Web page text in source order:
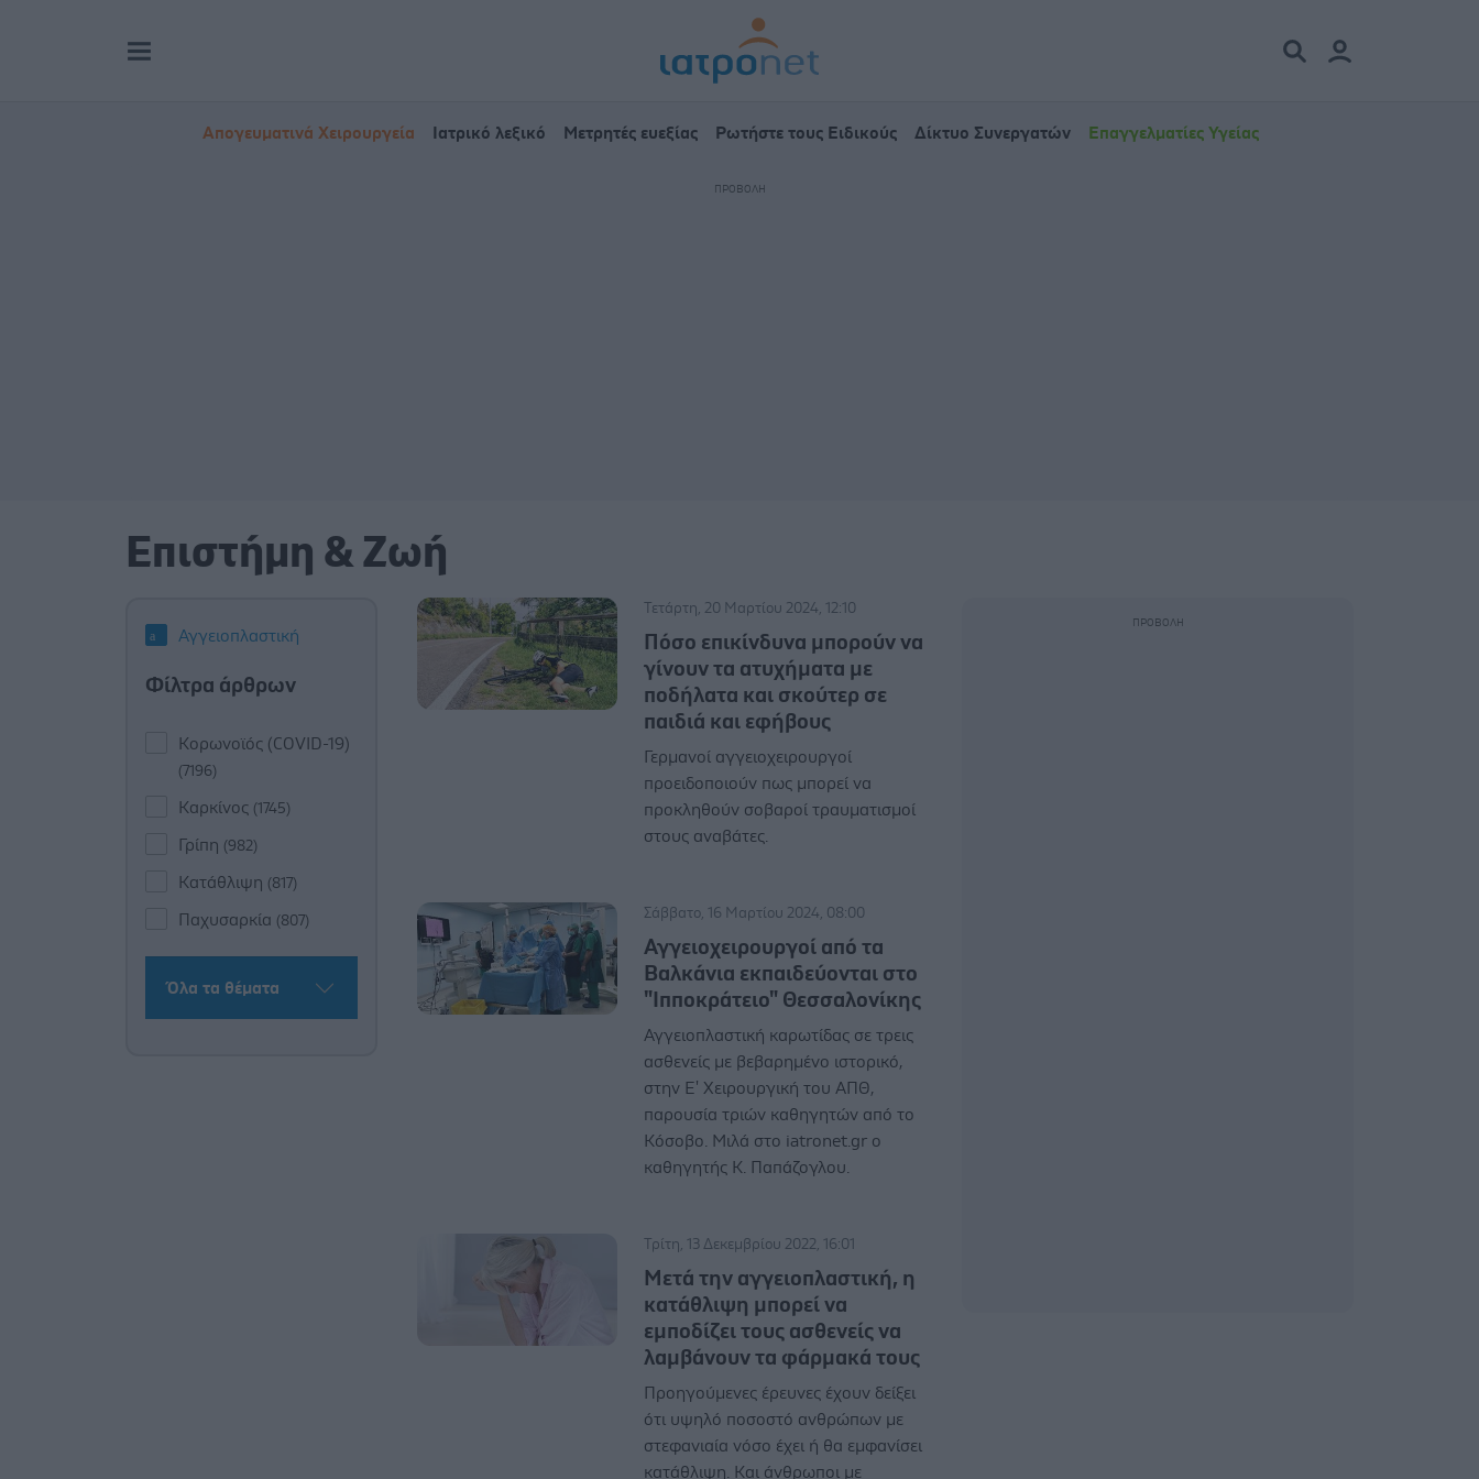
Απογευματινά Χειρουργεία Ιατρικό λεξικό Μετρητές ευεξίας Ρωτήστε τους Ειδικούς Δίκτυο Συνεργατών Επαγγελματίες Υγείας
Επιστήμη & Ζωή
Αγγειοπλαστική
Φίλτρα άρθρων
Κορωνοϊός (COVID-19)
(7196)
Καρκίνος (1745)
Γρίπη (982)
Κατάθλιψη (817)
Παχυσαρκία (807)
Όλα τα θέματα
Τετάρτη, 20 Μαρτίου 2024, 12:10
Πόσο επικίνδυνα μπορούν να
γίνουν τα ατυχήματα με
ποδήλατα και σκούτερ σε
παιδιά και εφήβους
Γερμανοί αγγειοχειρουργοί
προειδοποιούν πως μπορεί να
προκληθούν σοβαροί τραυματισμοί
στους αναβάτες.
Σάββατο, 16 Μαρτίου 2024, 08:00
Αγγειοχειρουργοί από τα
Βαλκάνια εκπαιδεύονται στο
"Ιπποκράτειο" Θεσσαλονίκης
Αγγειοπλαστική καρωτίδας σε τρεις
ασθενείς με βεβαρημένο ιστορικό,
στην Ε' Χειρουργική του ΑΠΘ,
παρουσία τριών καθηγητών από το
Κόσοβο. Μιλά στο iatronet.gr ο
καθηγητής Κ. Παπάζογλου.
Τρίτη, 13 Δεκεμβρίου 2022, 16:01
Μετά την αγγειοπλαστική, η
κατάθλιψη μπορεί να
εμποδίζει τους ασθενείς να
λαμβάνουν τα φάρμακά τους
Προηγούμενες έρευνες έχουν δείξει
ότι υψηλό ποσοστό ανθρώπων με
στεφανιαία νόσο έχει ή θα εμφανίσει
κατάθλιψη. Και άνθρωποι με